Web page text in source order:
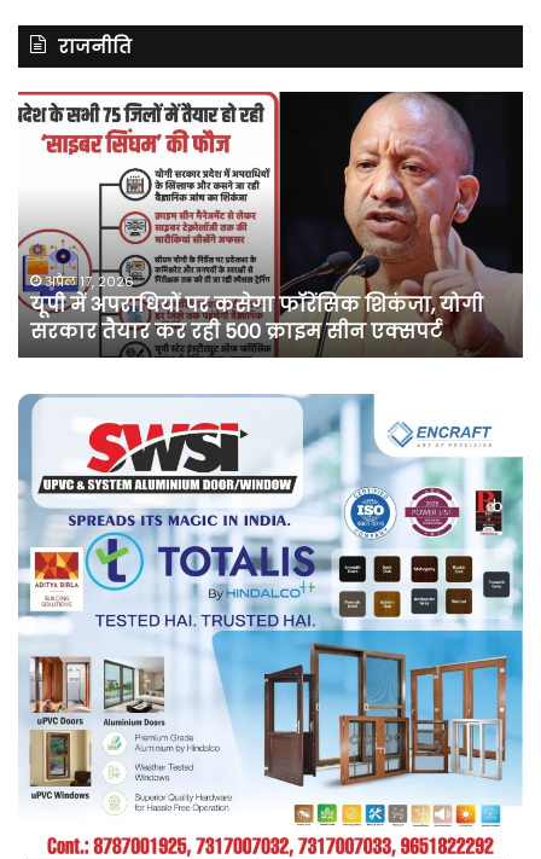
राजनीति
योगी
असम
में
दर्ज
मामले
में
कांग्रेस
नेता
पवन
खेड़ा
को
एक
अग्रिम
जमानत
अप्रैल 10, 2026
असम में दर्ज मामले में कांग्रेस नेता पवन खेड़ा
सप्ताह की अग्रिम जमानत